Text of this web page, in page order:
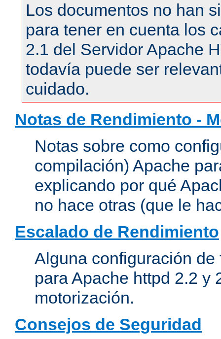
Los documentos no han
para tener en cuenta los
2.1 del Servidor Apache
todavía puede ser
cuidado.
Notas de Rendimiento -
Notas sobre como
compilación) Apache
explicando por qué
no hace otras (que le
Escalado de Rendimiento
Alguna configuración
para Apache httpd 2.2 y
motorización.
Consejos de Seguridad